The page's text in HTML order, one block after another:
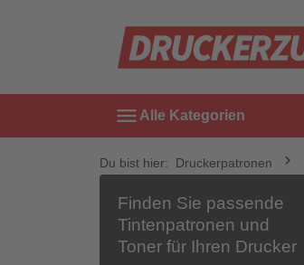
menu Alle Kategorien
Du bist hier: Druckerpatronen
Finden Sie passende
Tintenpatronen und
Toner für Ihren Drucker